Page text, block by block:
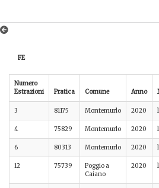
FE
Numero
Estrazioni
Pratica Comune Anno
3 81175 Montemurlo 2020
4 75829 Montemurlo 2020
6 80313 Montemurlo 2020
12 75739
Poggio a
Caiano
2020